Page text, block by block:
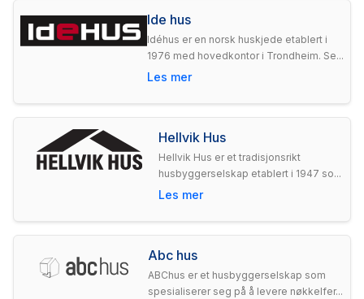
Ide hus
Idéhus er en norsk huskjede etablert i
1976 med hovedkontor i Trondheim. Se...
Les mer
Hellvik Hus
Hellvik Hus er et tradisjonsrikt
husbyggerselskap etablert i 1947 so...
Les mer
Abc hus
ABChus er et husbyggerselskap som
spesialiserer seg på å levere nøkkelfer...